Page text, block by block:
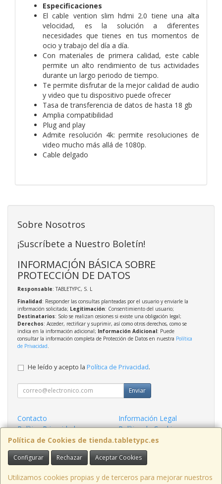
Especificaciones
El cable vention slim hdmi 2.0 tiene una alta
velocidad, es la solución a diferentes
necesidades que tienes en tus momentos de
ocio y trabajo del día a día.
Con materiales de primera calidad, este cable
permite un alto rendimiento de tus actividades
durante un largo periodo de tiempo.
Te permite disfrutar de la mejor calidad de audio
y video que tu dispositivo puede ofrecer
Tasa de transferencia de datos de hasta 18 gb
Amplia compatibilidad
Plug and play
Admite resolución 4k: permite resoluciones de
video mucho más allá de 1080p.
Cable delgado
Política de Cookies de tienda.tabletypc.es
Configurar Rechazar Aceptar Cookies
Utilizamos cookies propias y de terceros para mejorar nuestros
Sobre Nosotros
¡Suscríbete a Nuestro Boletín!
INFORMACIÓN BÁSICA SOBRE
PROTECCIÓN DE DATOS
Responsable: TABLETYPC, S. L
Finalidad: Responder las consultas planteadas por el usuario y enviarle la
información solicitada; Legitimación: Consentimiento del usuario;
Destinatarios: Solo se realizan cesiones si existe una obligación legal;
Derechos: Acceder, rectificar y suprimir, así como otros derechos, como se
indica en la información adicional; Información Adicional: Puede
consultar la información completa de Protección de Datos en nuestra Política
de Privacidad
He leído y acepto la Política de Privacidad.
Enviar
Contacto
Información Legal
Política Privacidad
Política de Cookies
Condiciones de Compra
Formas de Pago
Contacto
tienda@tabletypc.es